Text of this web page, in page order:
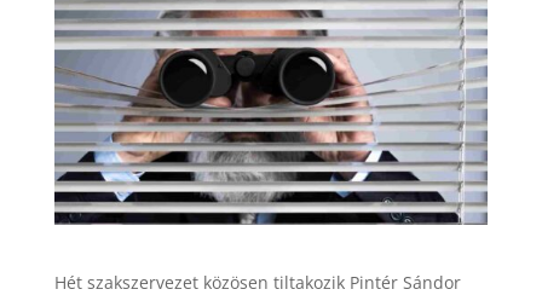
Hét szakszervezet közösen tiltakozik Pintér Sándor